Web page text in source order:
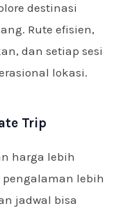
destinasi
Rute efisien,
dan setiap sesi
lokasi.
Trip
harga lebih
lebih
jadwal bisa